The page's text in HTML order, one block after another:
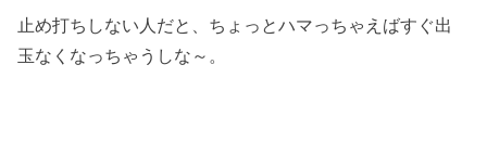
止め打ちしない人だと、ちょっとハマっちゃえばすぐ出
玉なくなっちゃうしな～。